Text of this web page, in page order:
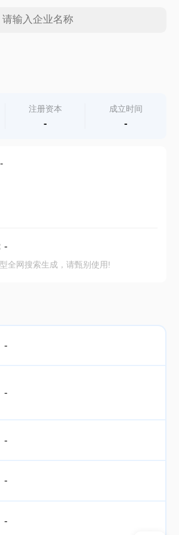
注册资本
-
成立时间
-
-
-
全网搜索生成，请甄别使用!
-
-
-
-
-